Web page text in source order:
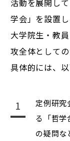
活動を展開し
学会」を設置
大学院生・教
攻全体としての
具体的には、以
定例研
る「哲学
の疑問な